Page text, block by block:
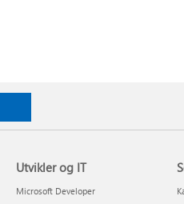
Utvikler og IT
Microsoft Developer